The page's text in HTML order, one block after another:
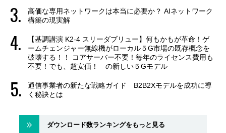
高価な専用ネットワークは本当に必要か？ AIネットワーク
構築の現実解
【基調講演 K2-4 スリーダブリュー】何もかもが革命！ゲ
ームチェンジャー無線機がローカル５G市場の既存概念を
破壊する！！ コアサーバー不要！毎年のライセンス費用も
不要！でも、超安価！ の新しい５Gモデル
通信事業者の新たな戦略ガイド B2B2Xモデルを成功に導
く秘訣とは
ダウンロード数ランキングをもっと見る